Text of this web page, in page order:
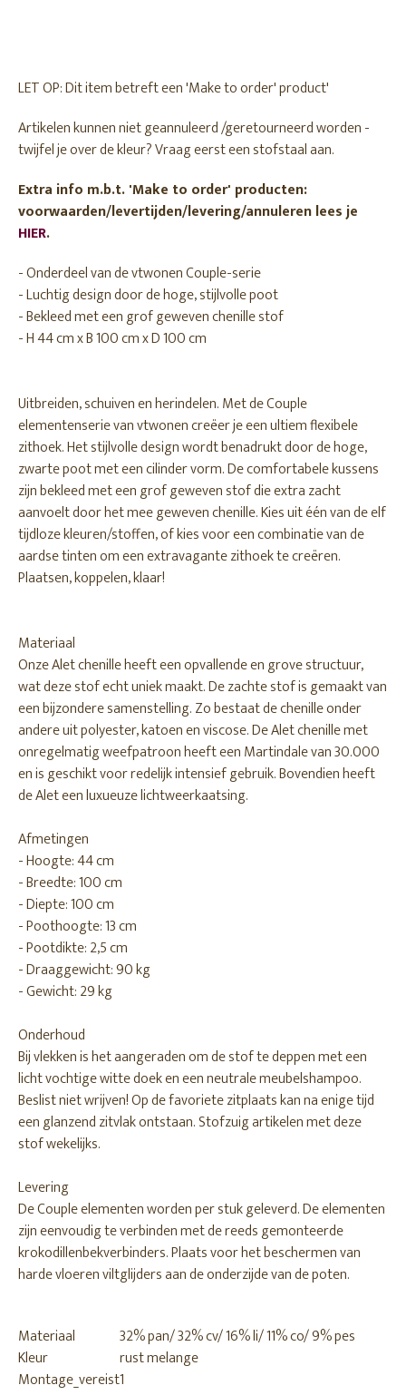
LET OP: Dit item betreft een 'Make to order' product'
Artikelen kunnen niet geannuleerd /geretourneerd worden -
twijfel je over de kleur? Vraag eerst een stofstaal aan.
Extra info m.b.t. 'Make to order' producten:
voorwaarden/levertijden/levering/annuleren lees je
HIER.
- Onderdeel van de vtwonen Couple-serie
- Luchtig design door de hoge, stijlvolle poot
- Bekleed met een grof geweven chenille stof
- H 44 cm x B 100 cm x D 100 cm
Uitbreiden, schuiven en herindelen. Met de Couple
elementenserie van vtwonen creëer je een ultiem flexibele
zithoek. Het stijlvolle design wordt benadrukt door de hoge,
zwarte poot met een cilinder vorm. De comfortabele kussens
zijn bekleed met een grof geweven stof die extra zacht
aanvoelt door het mee geweven chenille. Kies uit één van de elf
tijdloze kleuren/stoffen, of kies voor een combinatie van de
aardse tinten om een extravagante zithoek te creëren.
Plaatsen, koppelen, klaar!
Materiaal
Onze Alet chenille heeft een opvallende en grove structuur,
wat deze stof echt uniek maakt. De zachte stof is gemaakt van
een bijzondere samenstelling. Zo bestaat de chenille onder
andere uit polyester, katoen en viscose. De Alet chenille met
onregelmatig weefpatroon heeft een Martindale van 30.000
en is geschikt voor redelijk intensief gebruik. Bovendien heeft
de Alet een luxueuze lichtweerkaatsing.
Afmetingen
- Hoogte: 44 cm
- Breedte: 100 cm
- Diepte: 100 cm
- Poothoogte: 13 cm
- Pootdikte: 2,5 cm
- Draaggewicht: 90 kg
- Gewicht: 29 kg
Onderhoud
Bij vlekken is het aangeraden om de stof te deppen met een
licht vochtige witte doek en een neutrale meubelshampoo.
Beslist niet wrijven! Op de favoriete zitplaats kan na enige tijd
een glanzend zitvlak ontstaan. Stofzuig artikelen met deze
stof wekelijks.
Levering
De Couple elementen worden per stuk geleverd. De elementen
zijn eenvoudig te verbinden met de reeds gemonteerde
krokodillenbekverbinders. Plaats voor het beschermen van
harde vloeren viltglijders aan de onderzijde van de poten.
Materiaal
32% pan/ 32% cv/ 16% li/ 11% co/ 9% pes
Kleur
rust melange
Montage_vereist1